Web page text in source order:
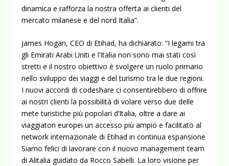
dinamica e rafforza la nostra offerta ai clienti del
mercato milanese e del nord Italia”.
James Hogan, CEO di Etihad, ha dichiarato: “I legami tra
gli Emirati Arabi Uniti e l’Italia non sono mai stati così
stretti e il nostro obiettivo è svolgere un ruolo primario
nello sviluppo dei viaggi e del turismo tra le due regioni.
I nuovi accordi di codeshare ci consentirebbero di offrire
ai nostri clienti la possibilità di volare verso due delle
mete turistiche più popolari d’Italia, oltre a dare ai
viaggiatori europei un accesso più ampio e facilitato al
network internazionale di Etihad in continua espansione
Siamo felici di lavorare con il nuovo management team
di Alitalia guidato da Rocco Sabelli. La loro visione per